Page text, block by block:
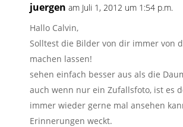
juergen am Juli 1, 2012 um 1:54 p.m.
Hallo Calvin,
Solltest die Bilder von dir immer von
machen lassen!
sehen einfach besser aus als die
auch wenn nur ein Zufallsfoto, ist es
immer wieder gerne mal ansehen
Erinnerungen weckt.